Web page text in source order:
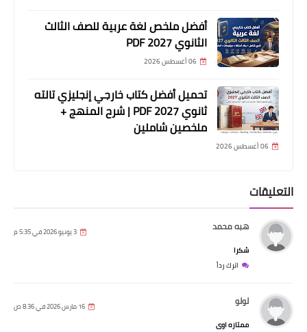
أفضل ملخص لغة عربية للصف الثالث
الثانوي 2027 PDF
06 أغسطس 2026
تحميل أفضل كتاب خارجي إنجليزي تالته
ثانوي 2027 PDF | شرح المنهج +
ملخصين شاملين
06 أغسطس 2026
التعليقات
هبه محمد 3 يونيو 2026 في 5:35 م
شكرا
اترك رداً
لولو 16 مارس 2026 في 8:36 ص
ممتازه اوى